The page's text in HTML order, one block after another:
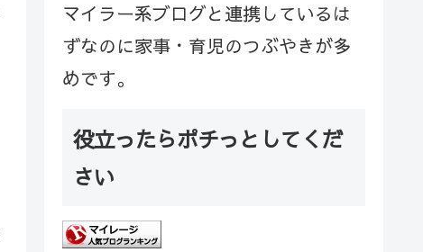
マイラー系ブログと連携しているは
ずなのに家事・育児のつぶやきが多
めです。
役立ったらポチっとしてくだ
さい